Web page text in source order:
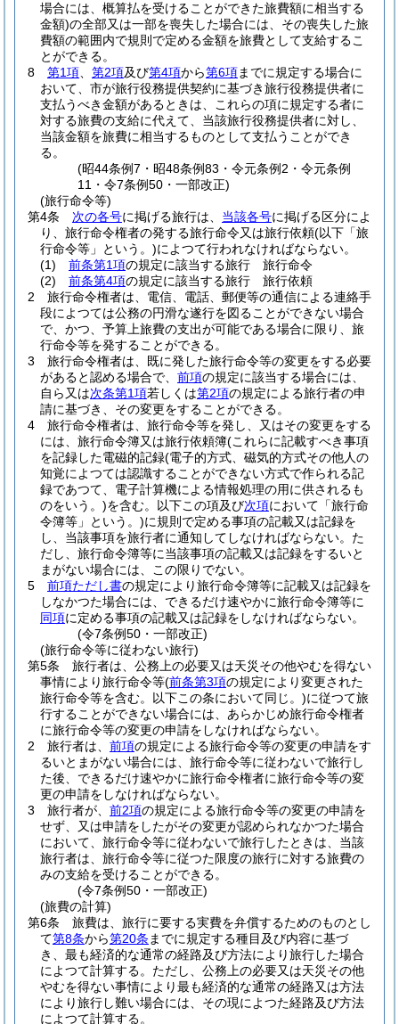
場合には、概算払を受けることができた旅費額に相当する
金額)の全部又は一部を喪失した場合には、その喪失した旅
費額の範囲内で規則で定める金額を旅費として支給するこ
とができる。
8
第1項 第2項及び第4項から第6項までに規定する場合に
おいて、市が旅行役務提供契約に基づき旅行役務提供者に
支払うべき金額があるときは、これらの項に規定する者に
対する旅費の支給に代えて、当該旅行役務提供者に対し、
当該金額を旅費に相当するものとして支払うことができ
る。
(昭44条例7・昭48条例83・令元条例2・令元条例
11・令7条例50・一部改正)
(旅行命令等)
第4条
次の各号に掲げる旅行は、 当該各号に掲げる区分によ
り、旅行命令権者の発する旅行命令又は旅行依頼(以下「旅
行命令等」という。)によつて行われなければならない。
(1)
前条第1項の規定に該当する旅行 旅行命令
(2)
前条第4項の規定に該当する旅行 旅行依頼
2
旅行命令権者は、電信、電話、郵便等の通信による連絡手
段によつては公務の円滑な遂行を図ることができない場合
で、かつ、予算上旅費の支出が可能である場合に限り、旅
行命令等を発することができる。
3
旅行命令権者は、既に発した旅行命令等の変更をする必要
があると認める場合で、 前項の規定に該当する場合には、
自ら又は次条第1項若しくは第2項の規定による旅行者の申
請に基づき、その変更をすることができる。
4
旅行命令権者は、旅行命令等を発し、又はその変更をする
には、旅行命令簿又は旅行依頼簿(これらに記載すべき事項
を記録した電磁的記録(電子的方式、磁気的方式その他人の
知覚によつては認識することができない方式で作られる記
録であつて、電子計算機による情報処理の用に供されるも
のをいう。)を含む。以下この項及び次項において「旅行命
令簿等」という。)に規則で定める事項の記載又は記録を
し、当該事項を旅行者に通知してしなければならない。 た
だし、旅行命令簿等に当該事項の記載又は記録をするいと
まがない場合には、この限りでない。
5
前項ただし書の規定により旅行命令簿等に記載又は記録を
しなかつた場合には、できるだけ速やかに旅行命令簿等に
同項に定める事項の記載又は記録をしなければならない。
(令7条例50・一部改正)
(旅行命令等に従わない旅行)
第5条
旅行者は、公務上の必要又は天災その他やむを得ない
事情により旅行命令等(前条第3項の規定により変更された
旅行命令等を含む。以下この条において同じ。)に従つて旅
行することができない場合には、あらかじめ旅行命令権者
に旅行命令等の変更の申請をしなければならない。
2
旅行者は、 前項の規定による旅行命令等の変更の申請をす
るいとまがない場合には、旅行命令等に従わないで旅行し
た後、できるだけ速やかに旅行命令権者に旅行命令等の変
更の申請をしなければならない。
3
旅行者が、 前2項の規定による旅行命令等の変更の申請を
せず、又は申請をしたがその変更が認められなかつた場合
において、旅行命令等に従わないで旅行したときは、当該
旅行者は、旅行命令等に従つた限度の旅行に対する旅費の
みの支給を受けることができる。
(令7条例50・一部改正)
(旅費の計算)
第6条
旅費は、旅行に要する実費を弁償するためのものとし
て第8条から第20条 までに規定する種目及び内容に基づ
き、最も経済的な通常の経路及び方法により旅行した場合
によつて計算する。 ただし、公務上の必要又は天災その他
やむを得ない事情により最も経済的な通常の経路又は方法
により旅行し難い場合には、その現によつた経路及び方法
によつて計算する。